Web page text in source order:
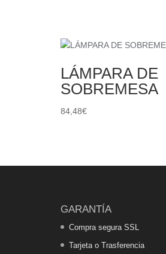
LÁMPARA DE
SOBREMESA
84,48€
GARANTÍA
Compra segura SSL
Tarjeta o Trasferencia